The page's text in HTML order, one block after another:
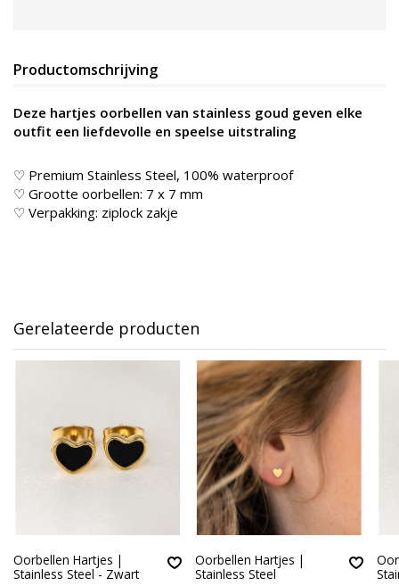
Productomschrijving
Deze hartjes oorbellen van stainless goud geven elke
outfit een liefdevolle en speelse uitstraling
♡ Premium Stainless Steel, 100% waterproof
♡ Grootte oorbellen: 7 x 7 mm
♡ Verpakking: ziplock zakje
Gerelateerde producten
Oorbellen Hartjes |
Stainless Steel - Zwart
Oorbellen Hartjes |
Stainless Steel